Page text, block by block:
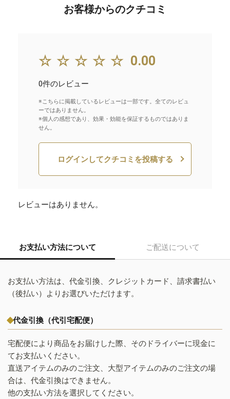
お客様からのクチコミ
☆☆☆☆☆ 0.00
0件のレビュー
※こちらに掲載しているレビューは一部です。全てのレビュ
ーではありません。
※個人の感想であり、効果・効能を保証するものではありま
せん。
ログインしてクチコミを投稿する
レビューはありません。
お支払い方法について ご配送について
お支払い方法は、代金引換、クレジットカード、請求書払い
（後払い）よりお選びいただけます。
代金引換（代引宅配便）
宅配便により商品をお届けした際、そのドライバーに現金に
てお支払いください。
直送アイテムのみのご注文、大型アイテムのみのご注文の場
合は、代金引換はできません。
他の支払い方法を選択してください。